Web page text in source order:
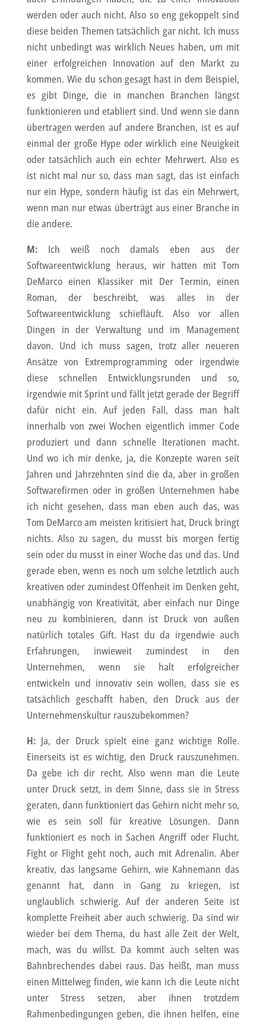
werden oder auch nicht. Also so eng gekoppelt sind
diese beiden Themen tatsächlich gar nicht. Ich muss
nicht unbedingt was wirklich Neues haben, um mit
einer erfolgreichen Innovation auf den Markt zu
kommen. Wie du schon gesagt hast in dem Beispiel,
es gibt Dinge, die in manchen Branchen längst
funktionieren und etabliert sind. Und wenn sie dann
übertragen werden auf andere Branchen, ist es auf
einmal der große Hype oder wirklich eine Neuigkeit
oder tatsächlich auch ein echter Mehrwert. Also es
ist nicht mal nur so, dass man sagt, das ist einfach
nur ein Hype, sondern häufig ist das ein Mehrwert,
wenn man nur etwas überträgt aus einer Branche in
die andere.
M:Ich weiß noch damals eben aus der
Softwareentwicklung heraus, wir hatten mit Tom
DeMarco einen Klassiker mit Der Termin, einen
Roman, der beschreibt, was alles in der
Softwareentwicklung schiefläuft. Also vor allen
Dingen in der Verwaltung und im Management
davon. Und ich muss sagen, trotz aller neueren
Ansätze von Extremprogramming oder irgendwie
diese schnellen Entwicklungsrunden und so,
irgendwie mit Sprint und fällt jetzt gerade der Begriff
dafür nicht ein. Auf jeden Fall, dass man halt
innerhalb von zwei Wochen eigentlich immer Code
produziert und dann schnelle Iterationen macht.
Und wo ich mir denke, ja, die Konzepte waren seit
Jahren und Jahrzehnten sind die da, aber in großen
Softwarefirmen oder in großen Unternehmen habe
ich nicht gesehen, dass man eben auch das, was
Tom DeMarco am meisten kritisiert hat, Druck bringt
nichts. Also zu sagen, du musst bis morgen fertig
sein oder du musst in einer Woche das und das. Und
gerade eben, wenn es noch um solche letztlich auch
kreativen oder zumindest Offenheit im Denken geht,
unabhängig von Kreativität, aber einfach nur Dinge
neu zu kombinieren, dann ist Druck von außen
natürlich totales Gift. Hast du da irgendwie auch
Erfahrungen, inwieweit zumindest in den
Unternehmen, wenn sie halt erfolgreicher
entwickeln und innovativ sein wollen, dass sie es
tatsächlich geschafft haben, den Druck aus der
Unternehmenskultur rauszubekommen?
H:Ja, der Druck spielt eine ganz wichtige Rolle.
Einerseits ist es wichtig, den Druck rauszunehmen.
Da gebe ich dir recht. Also wenn man die Leute
unter Druck setzt, in dem Sinne, dass sie in Stress
geraten, dann funktioniert das Gehirn nicht mehr so,
wie es sein soll für kreative Lösungen. Dann
funktioniert es noch in Sachen Angriff oder Flucht.
Fight or Flight geht noch, auch mit Adrenalin. Aber
kreativ, das langsame Gehirn, wie Kahnemann das
genannt hat, dann in Gang zu kriegen, ist
unglaublich schwierig. Auf der anderen Seite ist
komplette Freiheit aber auch schwierig. Da sind wir
wieder bei dem Thema, du hast alle Zeit der Welt,
mach, was du willst. Da kommt auch selten was
Bahnbrechendes dabei raus. Das heißt, man muss
einen Mittelweg finden, wie kann ich die Leute nicht
unter Stress setzen, aber ihnen trotzdem
Rahmenbedingungen geben, die ihnen helfen, eine